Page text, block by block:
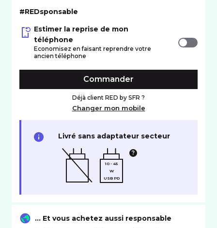
#REDsponsable
Estimer la reprise de mon
téléphone
Economisez en faisant reprendre votre
ancien téléphone
Commander
Déjà client RED by SFR ?
Changer mon mobile
Livré sans adaptateur secteur
10 - 45
W
USB PD
… Et vous achetez aussi responsable